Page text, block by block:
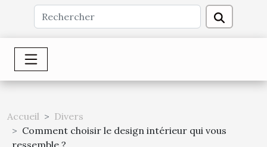
Accueil
Divers
Comment choisir le design intérieur qui vous
ressemble ?